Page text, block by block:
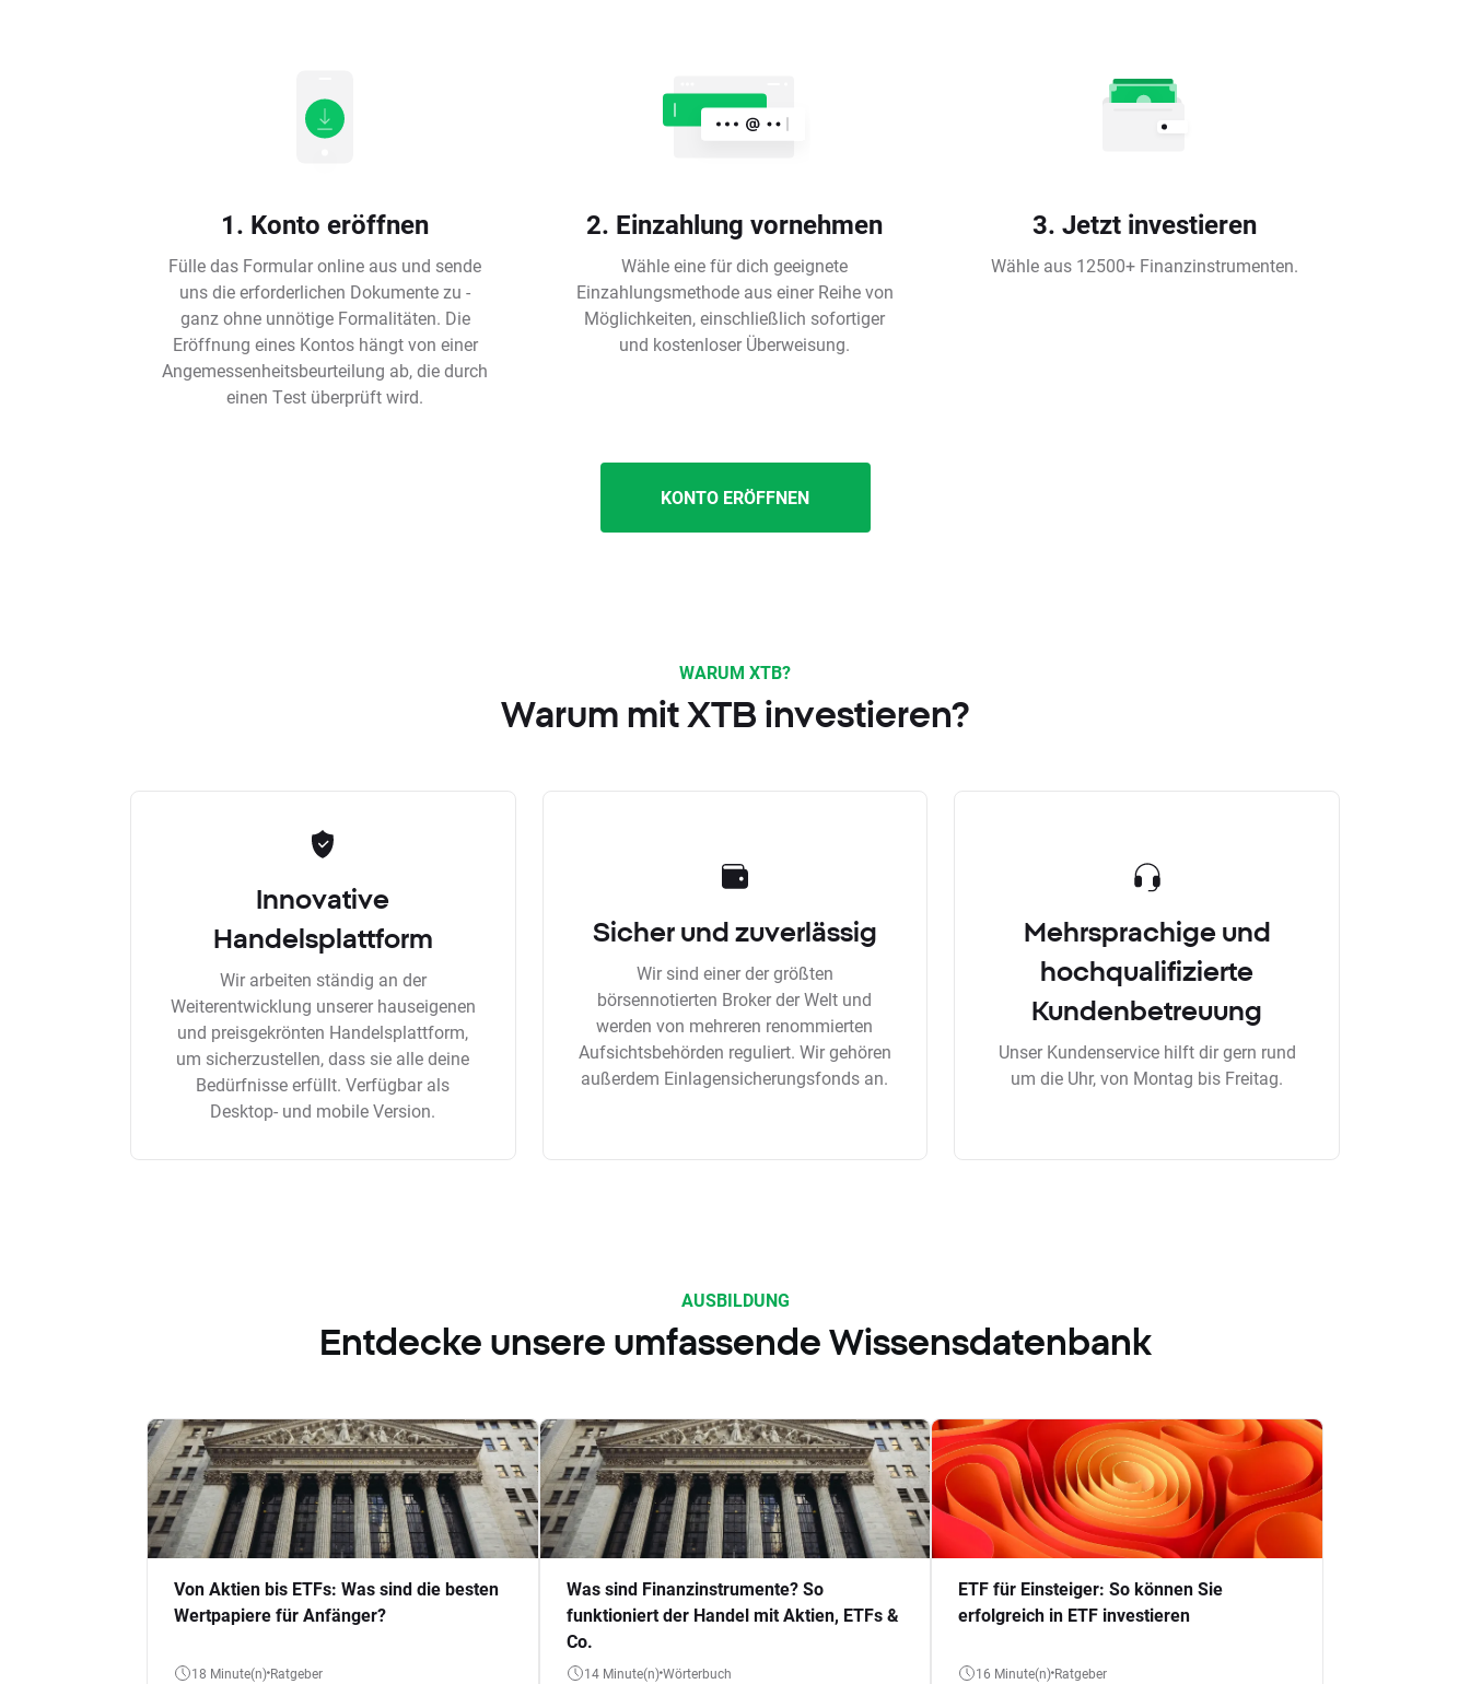
1. Konto eröffnen
Fülle das Formular online aus und sende
uns die erforderlichen Dokumente zu -
ganz ohne unnötige Formalitäten. Die
Eröffnung eines Kontos hängt von einer
Angemessenheitsbeurteilung ab, die durch
einen Test überprüft wird.
2. Einzahlung vornehmen
Wähle eine für dich geeignete
Einzahlungsmethode aus einer Reihe von
Möglichkeiten, einschließlich sofortiger
und kostenloser Überweisung.
3. Jetzt investieren
Wähle aus 12500+ Finanzinstrumenten.
KONTO ERÖFFNEN
WARUM XTB?
Warum mit XTB investieren?
Innovative
Handelsplattform
Wir arbeiten ständig an der
Weiterentwicklung unserer hauseigenen
und preisgekrönten Handelsplattform,
um sicherzustellen, dass sie alle deine
Bedürfnisse erfüllt. Verfügbar als
Desktop- und mobile Version.
Sicher und zuverlässig
Wir sind einer der größten
börsennotierten Broker der Welt und
werden von mehreren renommierten
Aufsichtsbehörden reguliert. Wir gehören
außerdem Einlagensicherungsfonds an.
Mehrsprachige und
hochqualifizierte
Kundenbetreuung
Unser Kundenservice hilft dir gern rund
um die Uhr, von Montag bis Freitag.
AUSBILDUNG
Entdecke unsere umfassende Wissensdatenbank
Von Aktien bis ETFs: Was sind die besten
Wertpapiere für Anfänger?
18 Minute(n) Ratgeber
Was sind Finanzinstrumente? So
funktioniert der Handel mit Aktien, ETFs &
Co.
14 Minute(n) Wörterbuch
ETF für Einsteiger: So können Sie
erfolgreich in ETF investieren
16 Minute(n) Ratgeber